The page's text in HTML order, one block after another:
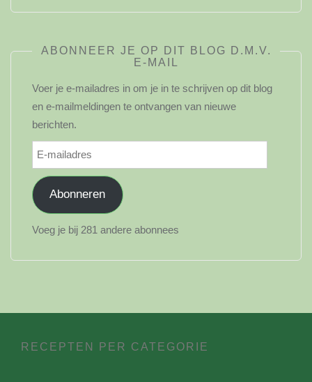
ABONNEER JE OP DIT BLOG D.M.V.
E-MAIL
Voer je e-mailadres in om je in te schrijven op dit blog
en e-mailmeldingen te ontvangen van nieuwe
berichten.
E-
mailadres
Abonneren
Voeg je bij 281 andere abonnees
RECEPTEN PER CATEGORIE